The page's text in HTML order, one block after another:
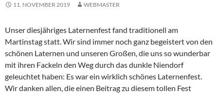
11. NOVEMBER 2019 WEBMASTER
Unser diesjähriges Laternenfest fand traditionell am
Martinstag statt. Wir sind immer noch ganz begeistert von den
schönen Laternen und unseren Großen, die uns so wunderbar
mit ihren Fackeln den Weg durch das dunkle Niendorf
geleuchtet haben: Es war ein wirklich schönes Laternenfest.
Wir danken allen, die einen Beitrag zu diesem tollen Fest